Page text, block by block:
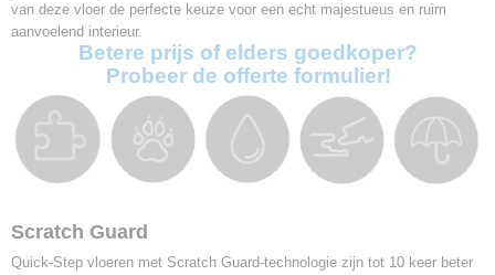
Gebruiksklasse
32
Slijtageklasse
Klik systeem
Uniclic
Vloerverwarming
Geschikt
6
van deze vloer de perfecte keuze voor een echt majestueus en ruim
aanvoelend interieur.
Betere prijs of elders goedkoper?
Probeer de offerte formulier!
Scratch Guard
Quick-Step vloeren met Scratch Guard-technologie zijn tot 10 keer beter